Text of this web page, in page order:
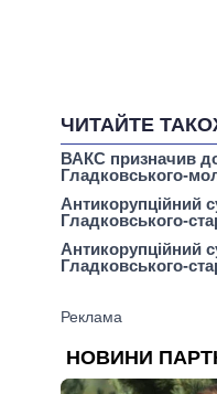
ЧИТАЙТЕ
ВАКС призначив
Гладковського-
Антикорупційний
Гладковського-
Антикорупційний
Гладковського-